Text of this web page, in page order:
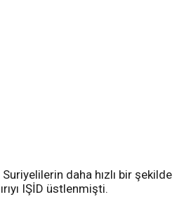
daha hızlı bir şekilde
IŞİD üstlenmişti.